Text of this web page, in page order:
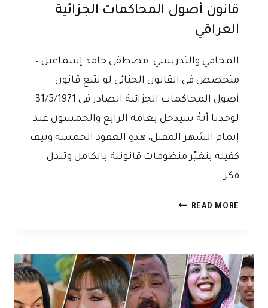
قانون أصول المحاكمات الجزائية
العراقي
المحامي والتدريسي: مصطفى حامد إسماعيل –
متخصص في القانون الجنائي لو نتبع قانون
أصول المحاكمات الجزائية الصادر في 31/5/1971
لوجدنا أنهُ سيدخل بعامه الرابع والخمسون عند
إتمام الشهر المقبل، هذهِ العقود الخمسة ونيف
كفيلة بتغيّر منظومات قانونية بالكامل وتبدل
فكر…
READ MORE جعل
مطلب
جزئي
لمطلب